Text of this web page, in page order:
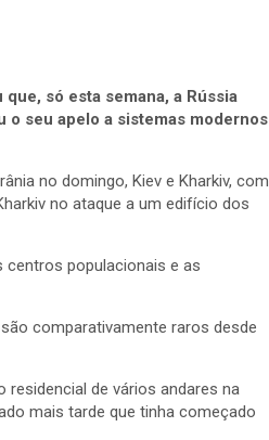
só esta semana, a Rússia
o seu apelo a sistemas modernos
no domingo, Kiev e Kharkiv, com
no ataque a um edifício dos
populacionais e as
comparativamente raros desde
de vários andares na
mais tarde que tinha começado